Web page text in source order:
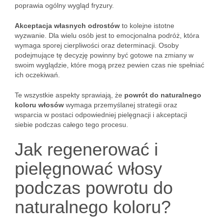
poprawia ogólny wygląd fryzury.
Akceptacja własnych odrostów to kolejne istotne
wyzwanie. Dla wielu osób jest to emocjonalna podróż, która
wymaga sporej cierpliwości oraz determinacji. Osoby
podejmujące tę decyzję powinny być gotowe na zmiany w
swoim wyglądzie, które mogą przez pewien czas nie spełniać
ich oczekiwań.
Te wszystkie aspekty sprawiają, że powrót do naturalnego
koloru włosów wymaga przemyślanej strategii oraz
wsparcia w postaci odpowiedniej pielęgnacji i akceptacji
siebie podczas całego tego procesu.
Jak regenerować i
pielęgnować włosy
podczas powrotu do
naturalnego koloru?